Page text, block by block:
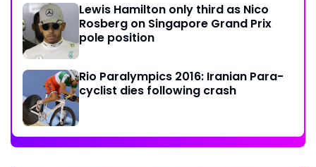
Lewis Hamilton only third as Nico
Rosberg on Singapore Grand Prix
pole position
Rio Paralympics 2016: Iranian Para-
cyclist dies following crash